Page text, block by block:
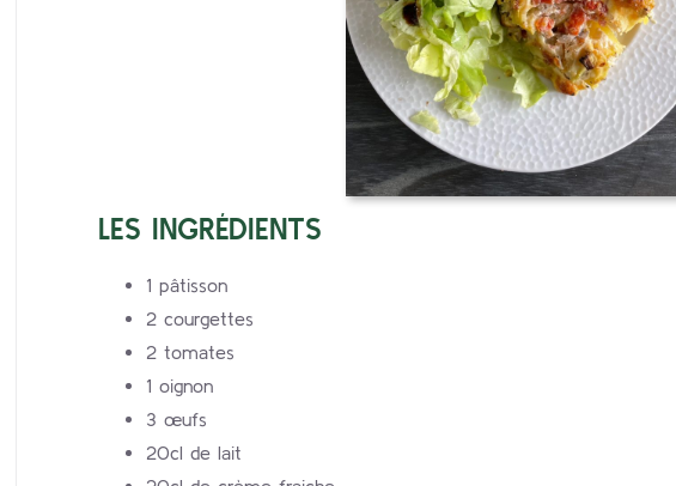
LES INGRÉDIENTS
1 pâtisson
2 courgettes
2 tomates
1 oignon
3 œufs
20cl de lait